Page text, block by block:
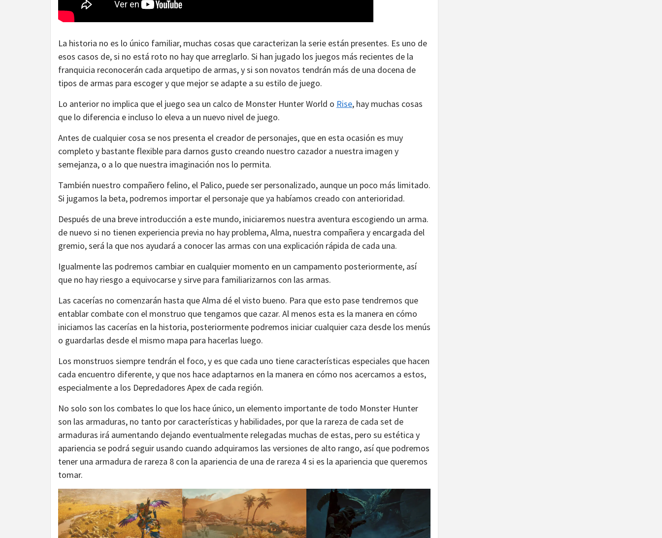
La historia no es lo único familiar, muchas cosas que caracterizan la serie están presentes. Es uno de
esos casos de, si no está roto no hay que arreglarlo. Si han jugado los juegos más recientes de la
franquicia reconocerán cada arquetipo de armas, y si son novatos tendrán más de una docena de
tipos de armas para escoger y que mejor se adapte a su estilo de juego.
Lo anterior no implica que el juego sea un calco de Monster Hunter World o Rise, hay muchas cosas
que lo diferencia e incluso lo eleva a un nuevo nivel de juego.
Antes de cualquier cosa se nos presenta el creador de personajes, que en esta ocasión es muy
completo y bastante flexible para darnos gusto creando nuestro cazador a nuestra imagen y
semejanza, o a lo que nuestra imaginación nos lo permita.
También nuestro compañero felino, el Palico, puede ser personalizado, aunque un poco más limitado.
Si jugamos la beta, podremos importar el personaje que ya habíamos creado con anterioridad.
Después de una breve introducción a este mundo, iniciaremos nuestra aventura escogiendo un arma.
de nuevo si no tienen experiencia previa no hay problema, Alma, nuestra compañera y encargada del
gremio, será la que nos ayudará a conocer las armas con una explicación rápida de cada una.
Igualmente las podremos cambiar en cualquier momento en un campamento posteriormente, así
que no hay riesgo a equivocarse y sirve para familiarizarnos con las armas.
Las cacerías no comenzarán hasta que Alma dé el visto bueno. Para que esto pase tendremos que
entablar combate con el monstruo que tengamos que cazar. Al menos esta es la manera en cómo
iniciamos las cacerías en la historia, posteriormente podremos iniciar cualquier caza desde los menús
o guardarlas desde el mismo mapa para hacerlas luego.
Los monstruos siempre tendrán el foco, y es que cada uno tiene características especiales que hacen
cada encuentro diferente, y que nos hace adaptarnos en la manera en cómo nos acercamos a estos,
especialmente a los Depredadores Apex de cada región.
No solo son los combates lo que los hace único, un elemento importante de todo Monster Hunter
son las armaduras, no tanto por características y habilidades, por que la rareza de cada set de
armaduras irá aumentando dejando eventualmente relegadas muchas de estas, pero su estética y
apariencia se podrá seguir usando cuando adquiramos las versiones de alto rango, así que podremos
tener una armadura de rareza 8 con la apariencia de una de rareza 4 si es la apariencia que queremos
tomar.